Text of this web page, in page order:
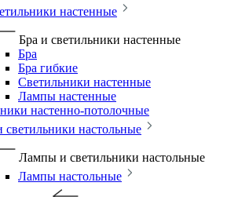
настенные
Бра и светильники настенные
Бра
Бра гибкие
Светильники настенные
Лампы настенные
настенно-потолочные
настольные
Лампы и светильники настольные
Лампы настольные